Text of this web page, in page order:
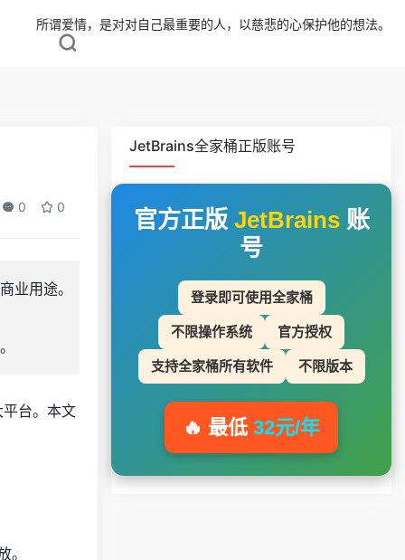
所谓爱情，是对对自己最重要的人，以慈悲的心保护他的想法。
0 0
业用途。
台。本文
JetBrains全家桶正版账号
官方正版 JetBrains账
号
登录即可使用全家桶
不限操作系统 官方授权
支持全家桶所有软件 不限版本
🔥 最低 32元/年